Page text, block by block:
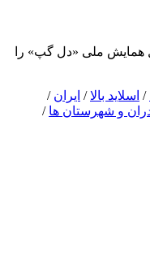
همایش ملی «دل گپ» را
/ اسلاید بالا/ ایران /
و شهرستان ها /